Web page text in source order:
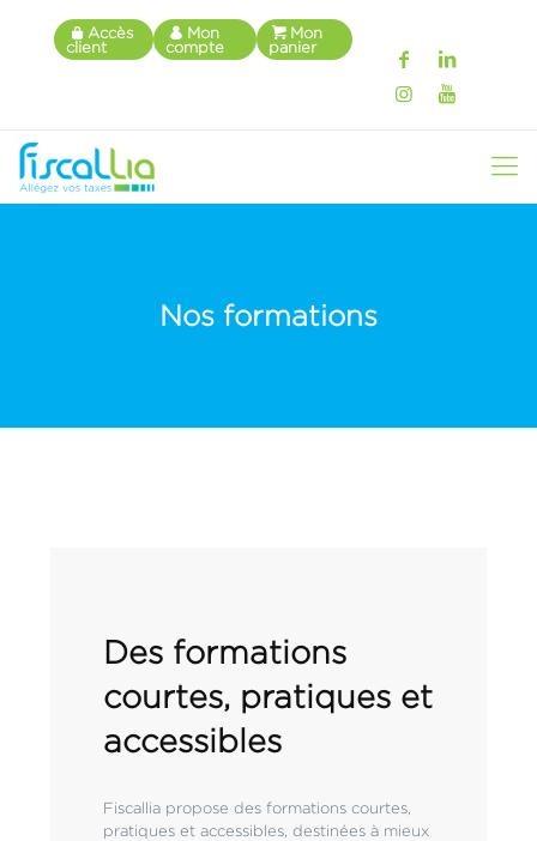
Accès
client
Mon
compte
Mon
panier
Nos formations
Des formations
courtes, pratiques et
accessibles
Fiscallia propose des formations courtes,
pratiques et accessibles, destinées à mieux